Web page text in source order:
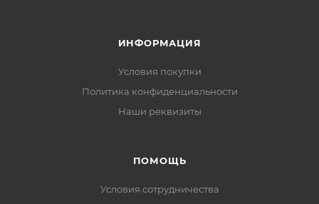
ИНФОРМАЦИЯ
Условия покупки
Политика конфиденциальности
Наши реквизиты
ПОМОЩЬ
Условия сотрудничества